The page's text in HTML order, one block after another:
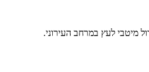
מיטבי לעץ במרחב העירוני.